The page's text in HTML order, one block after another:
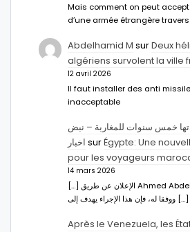
Mais comment on peut
d’une armée étrangère
Abdelhamid M surDeux
algériens survolent la ville
12 avril 2026
Il faut installer des anti
inacceptable
خمس سنوات للمغاربة – نبض
اخبار surÉgypte: Une
pour les voyageurs
14 mars 2026
[…] الإعلان عن طريق Ahmed Abdel-Latifسفير مصر بالرباط.
ووفقا له، فإن هذا الإجراء يهدف إلى […]
Après le Venezuela, les